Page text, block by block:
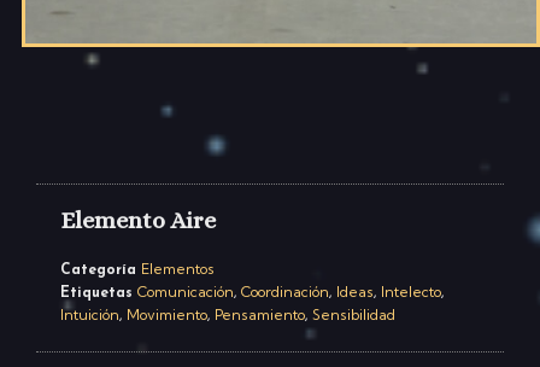
Elemento Aire
Categoría Elementos
Etiquetas Comunicación, Coordinación, Ideas, Intelecto,
Intuición, Movimiento, Pensamiento, Sensibilidad